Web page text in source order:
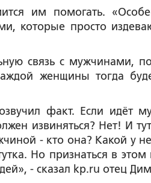
им помогать.
которые просто
связь с мужчинами,
женщины тогда
факт. Если идёт
извиняться? Нет! И
- кто она? Какой у
Но признаться в этом
- сказал kp.ru отец